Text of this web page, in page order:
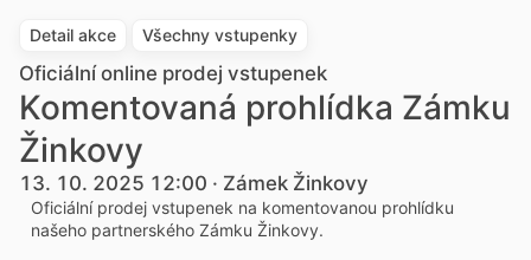
Detail akce Všechny vstupenky
Oficiální online prodej vstupenek
Komentovaná prohlídka Zámku
Žinkovy
13. 10. 2025 12:00 · Zámek Žinkovy
Oficiální prodej vstupenek na komentovanou prohlídku
našeho partnerského Zámku Žinkovy.